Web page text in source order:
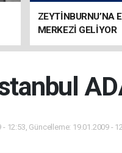
ZEYTİNBURNU’NA
MERKEZİ GELİYOR
- 12:53, Güncelleme: 19.01.2009 -